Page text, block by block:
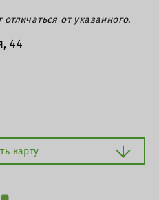
от указанного.
44
карту